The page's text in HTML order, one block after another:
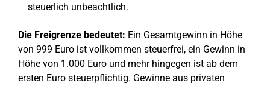
steuerlich unbeachtlich.
Die Freigrenze bedeutet: Ein Gesamtgewinn in Höhe
von 999 Euro ist vollkommen steuerfrei, ein Gewinn in
Höhe von 1.000 Euro und mehr hingegen ist ab dem
ersten Euro steuerpflichtig. Gewinne aus privaten